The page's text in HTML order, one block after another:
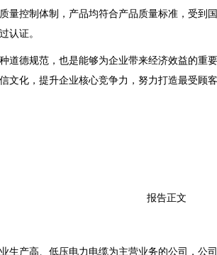
量控制体制，产品均符合产品质量标准，受到
认证。
道德规范，也是能够为企业带来经济效益的重
文化，提升企业核心竞争力，努力打造最受顾
报告正文
生产高、低压电力电缆为主营业务的公司，公